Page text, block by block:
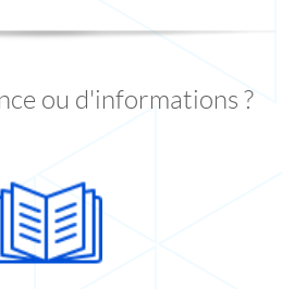
ou d'informations ?